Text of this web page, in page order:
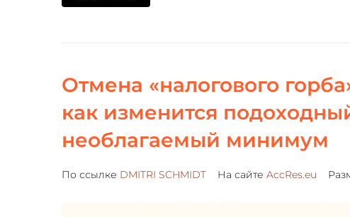
Отмена «налогового
как изменится
необлагаемый минимум
По ссылке DMITRI SCHMIDT На сайте AccRes.eu